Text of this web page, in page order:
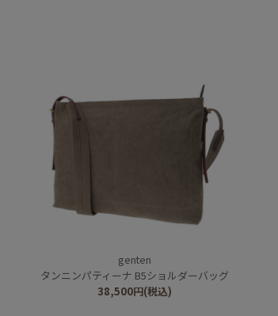
genten
タンニンパティーナ B5ショルダーバッグ
38,500円(税込)